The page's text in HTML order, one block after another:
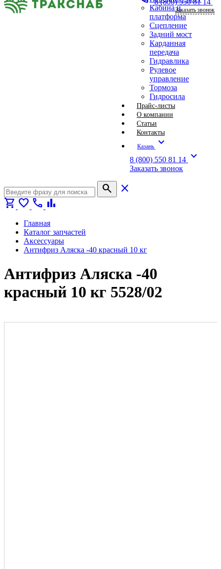
Кабина и
платформа
Сцепление
Задний мост
Карданная
передача
Гидравлика
Рулевое
управление
Тормоза
Гидросила
Прайс-листы
О компании
Статьи
Контакты
Казань expand_more
8 (800) 550 81 14 expand_more
Заказать звонок
Заказать звонок
search
close
shopping_cart favorite call bar_chart
Главная
Каталог запчастей
Аксессуары
Антифриз Аляска -40 красный 10 кг
Антифриз Аляска -40
красный 10 кг 5528/02